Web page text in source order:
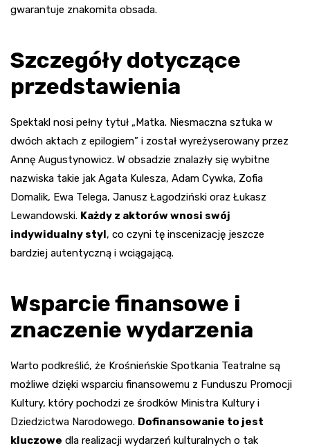
gwarantuje znakomita obsada.
Szczegóły dotyczące
przedstawienia
Spektakl nosi pełny tytuł „Matka. Niesmaczna sztuka w
dwóch aktach z epilogiem” i został wyreżyserowany przez
Annę Augustynowicz. W obsadzie znalazły się wybitne
nazwiska takie jak Agata Kulesza, Adam Cywka, Zofia
Domalik, Ewa Telega, Janusz Łagodziński oraz Łukasz
Lewandowski. Każdy z aktorów wnosi swój
indywidualny styl, co czyni tę inscenizację jeszcze
bardziej autentyczną i wciągającą.
Wsparcie finansowe i
znaczenie wydarzenia
Warto podkreślić, że Krośnieńskie Spotkania Teatralne są
możliwe dzięki wsparciu finansowemu z Funduszu Promocji
Kultury, który pochodzi ze środków Ministra Kultury i
Dziedzictwa Narodowego. Dofinansowanie to jest
kluczowe dla realizacji wydarzeń kulturalnych o tak